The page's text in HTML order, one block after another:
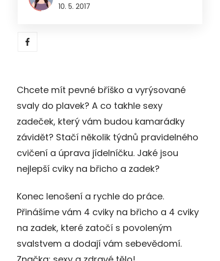
10. 5. 2017
Chcete mít pevné bříško a vyrýsované
svaly do plavek? A co takhle sexy
zadeček, který vám budou kamarádky
závidět? Stačí několik týdnů pravidelného
cvičení a úprava jídelníčku. Jaké jsou
nejlepší cviky na břicho a zadek?
Konec lenošení a rychle do práce.
Přinášíme vám 4 cviky na břicho a 4 cviky
na zadek, které zatočí s povoleným
svalstvem a dodají vám sebevědomí.